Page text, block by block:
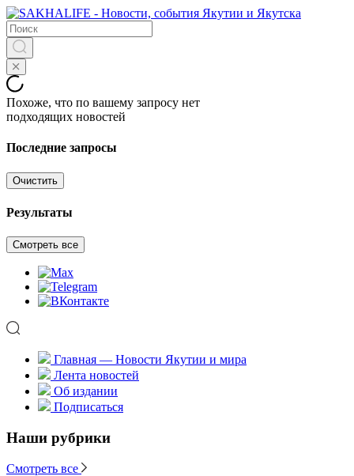
Похоже, что по вашему запросу нет
подходящих новостей
Последние запросы
Очистить
Результаты
Смотреть все
Главная — Новости Якутии и мира
Лента новостей
Об издании
Подписаться
Наши рубрики
Смотреть все